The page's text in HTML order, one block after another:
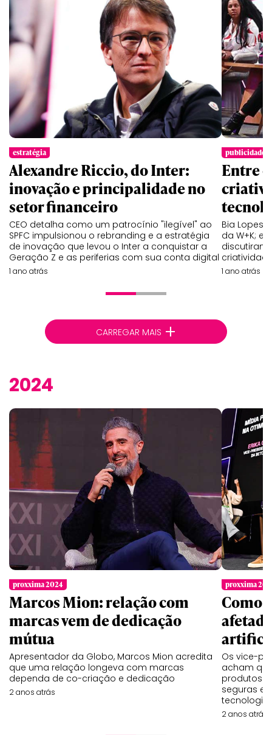
estratégia
Alexandre Riccio, do Inter:
inovação e principalidade no
setor financeiro
CEO detalha como um patrocínio "ilegível" ao
SPFC impulsionou o rebranding e a estratégia
de inovação que levou o Inter a conquistar a
Geração Z e as periferias com sua conta digital
1 ano atrás
publicidade
Entre
Bia Lopes
da W+K; e
1 ano atrás
CARREGAR MAIS +
2024
proxxima 2024
Marcos Mion: relação com
marcas vem de dedicação
mútua
Apresentador da Globo, Marcos Mion acredita
que uma relação longeva com marcas
dependa de co-criação e dedicação
2 anos atrás
proxxima
Como
Os vice-
acham
produtos
seguras
tecnologia
2 anos atrás